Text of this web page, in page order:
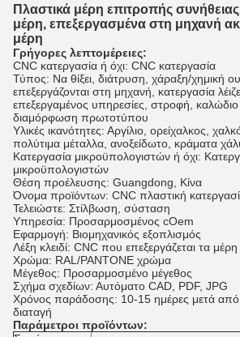
Πλαστικά μέρη επιτροπής
μέρη, επεξεργασμένα στη μηχανή
μέρη
Γρήγορες λεπτομέρειες:
CNC κατεργασία ή όχι: CNC κατεργασία
Τύπος: Να θίξει, διάτρυση, χάραξη/χημική
επεξεργάζονται στη μηχανή, κατεργασία
επεξεργαμένος υπηρεσίες, στροφή,
διαμόρφωση πρωτοτύπου
Υλικές ικανότητες: Αργίλιο, ορείχαλκος,
πολύτιμα μέταλλα, ανοξείδωτο, κράματα
Κατεργασία μικροϋπολογιστών ή όχι:
μικροϋπολογιστών
Θέση προέλευσης: Guangdong, Κίνα
Όνομα προϊόντων: CNC πλαστική
Τελειώστε: Στίλβωση, σύσταση
Υπηρεσία: Προσαρμοσμένος cOem
Εφαρμογή: Βιομηχανικός εξοπλισμός
Λέξη κλειδί: CNC που επεξεργάζεται τα
Χρώμα: RAL/PANTONE χρώμα
Μέγεθος: Προσαρμοσμένο μέγεθος
Σχήμα σχεδίων: Αυτόματο CAD, PDF, JPG
Χρόνος παράδοσης: 10-15 ημέρες μετά από
διαταγή
Παράμετροι προϊόντων: